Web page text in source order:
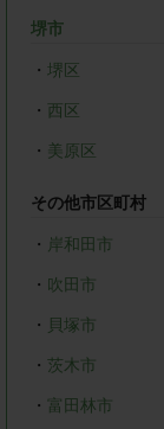
堺市
・ 堺区
・ 西区
・ 美原区
その他市区町村
・ 岸和田市
・ 吹田市
・ 貝塚市
・ 茨木市
・ 富田林市